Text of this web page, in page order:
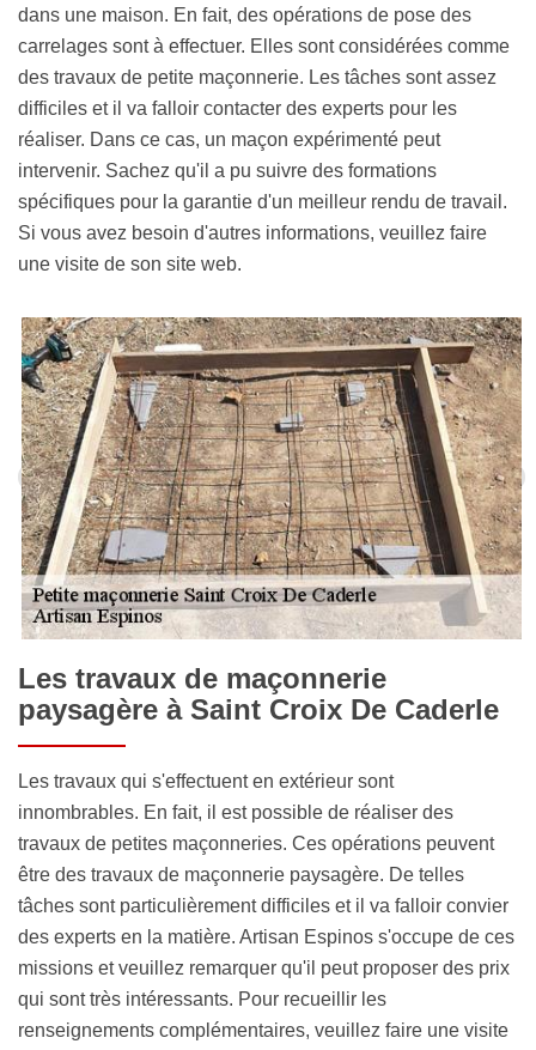
dans une maison. En fait, des opérations de pose des
carrelages sont à effectuer. Elles sont considérées comme
des travaux de petite maçonnerie. Les tâches sont assez
difficiles et il va falloir contacter des experts pour les
réaliser. Dans ce cas, un maçon expérimenté peut
intervenir. Sachez qu'il a pu suivre des formations
spécifiques pour la garantie d'un meilleur rendu de travail.
Si vous avez besoin d'autres informations, veuillez faire
une visite de son site web.
Les travaux de maçonnerie
paysagère à Saint Croix De Caderle
Les travaux qui s'effectuent en extérieur sont
innombrables. En fait, il est possible de réaliser des
travaux de petites maçonneries. Ces opérations peuvent
être des travaux de maçonnerie paysagère. De telles
tâches sont particulièrement difficiles et il va falloir convier
des experts en la matière. Artisan Espinos s'occupe de ces
missions et veuillez remarquer qu'il peut proposer des prix
qui sont très intéressants. Pour recueillir les
renseignements complémentaires, veuillez faire une visite